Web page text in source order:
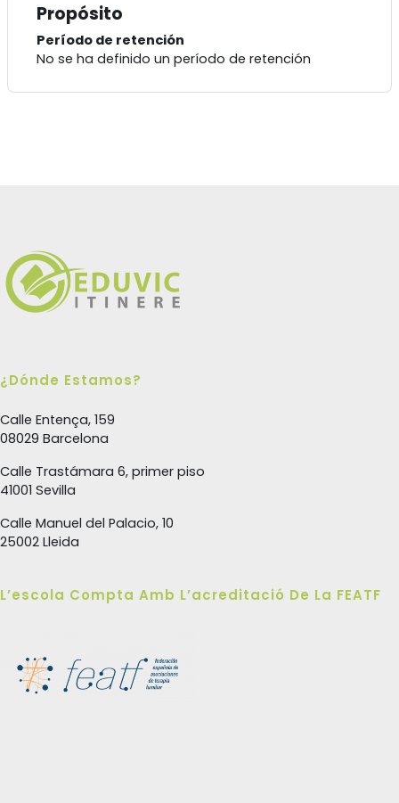
Propósito
Período de retención
No se ha definido un período de retención
¿Dónde Estamos?
Calle Entença, 159
08029 Barcelona
Calle Trastámara 6, primer piso
41001 Sevilla
Calle Manuel del Palacio, 10
25002 Lleida
L’escola Compta Amb L’acreditació De La FEATF